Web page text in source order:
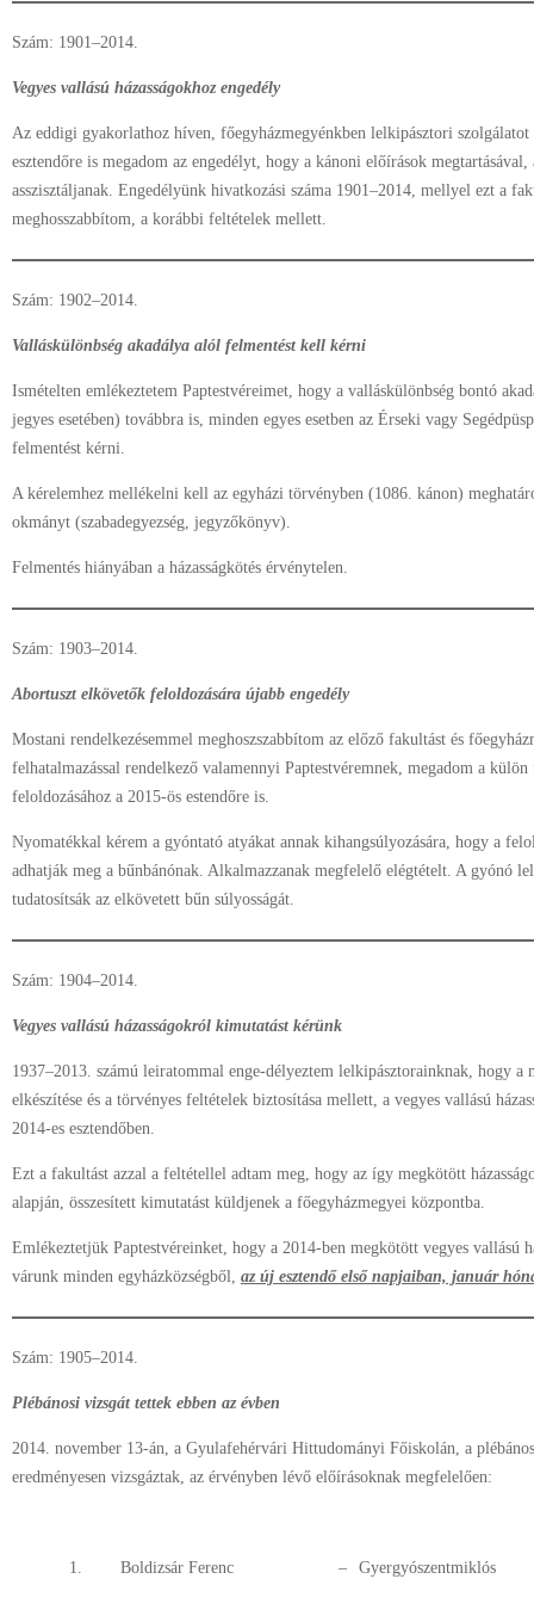
Szám: 1901–2014.
Vegyes vallású házasságokhoz engedély
Az eddigi gyakorlathoz híven, főegyházmegyénkben lelkipásztori szolgálatot
esztendőre is megadom az engedélyt, hogy a kánoni előírások megtartásával,
asszisztáljanak. Engedélyünk hivatkozási száma 1901–2014, mellyel ezt a
meghosszabbítom, a korábbi feltételek mellett.
Szám: 1902–2014.
Valláskülönbség akadálya alól felmentést kell kérni
Ismételten emlékeztetem Paptestvéreimet, hogy a valláskülönbség bontó
jegyes esetében) továbbra is, minden egyes esetben az Érseki vagy
felmentést kérni.
A kérelemhez mellékelni kell az egyházi törvényben (1086. kánon)
okmányt (szabadegyezség, jegyzőkönyv).
Felmentés hiányában a házasságkötés érvénytelen.
Szám: 1903–2014.
Abortuszt elkövetők feloldozására újabb engedély
Mostani rendelkezésemmel meghoszszabbítom az előző fakultást és
felhatalmazással rendelkező valamennyi Paptestvéremnek, megadom a külön
feloldozásához a 2015-ös estendőre is.
Nyomatékkal kérem a gyóntató atyákat annak kihangsúlyozására, hogy a
adhatják meg a bűnbánónak. Alkalmazzanak megfelelő elégtételt. A gyónó
tudatosítsák az elkövetett bűn súlyosságát.
Szám: 1904–2014.
Vegyes vallású házasságokról kimutatást kérünk
1937–2013. számú leiratommal enge-délyeztem lelkipásztorainknak, hogy a
elkészítése és a törvényes feltételek biztosítása mellett, a vegyes vallású
2014-es esztendőben.
Ezt a fakultást azzal a feltétellel adtam meg, hogy az így megkötött
alapján, összesített kimutatást küldjenek a főegyházmegyei központba.
Emlékeztetjük Paptestvéreinket, hogy a 2014-ben megkötött vegyes vallású
várunk minden egyházközségből, az új esztendő első napjaiban, január
Szám: 1905–2014.
Plébánosi vizsgát tettek ebben az évben
2014. november 13-án, a Gyulafehérvári Hittudományi Főiskolán, a
eredményesen vizsgáztak, az érvényben lévő előírásoknak megfelelően:
1. Boldizsár Ferenc – Gyergyószentmiklós